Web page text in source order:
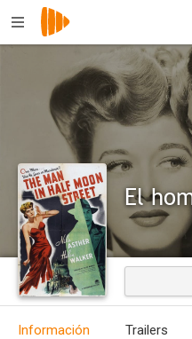
Información Trailers